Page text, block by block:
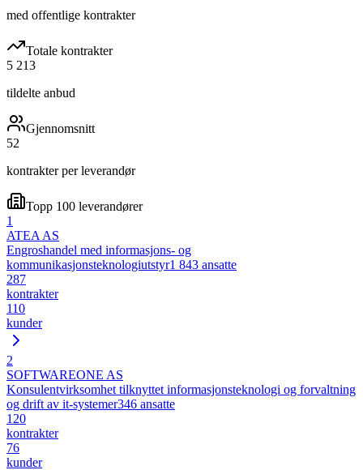
med offentlige kontrakter
Totale kontrakter
5 213
tildelte anbud
Gjennomsnitt
52
kontrakter per leverandør
Topp 100 leverandører
1
ATEA AS
Engroshandel med informasjons- og
kommunikasjonsteknologiutstyr1 843 ansatte
287
kontrakter
110
kunder
2
SOFTWAREONE AS
Konsulentvirksomhet tilknyttet informasjonsteknologi og forvaltning
og drift av it-systemer346 ansatte
120
kontrakter
76
kunder